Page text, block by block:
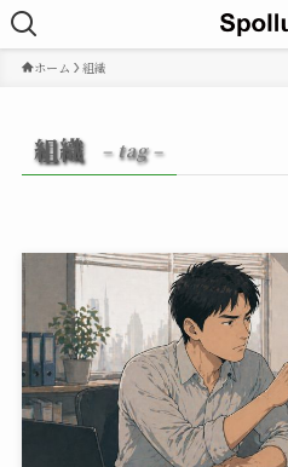
ホーム 組織
組織 – tag –